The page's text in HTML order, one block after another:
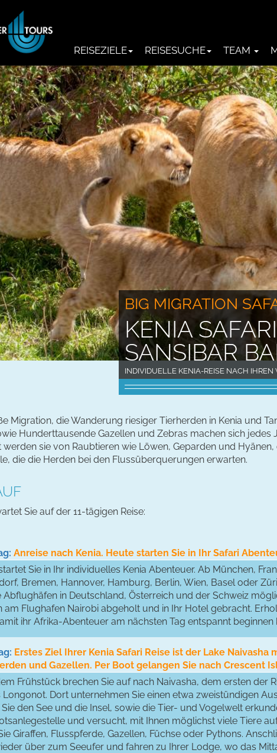
REISEZIELE REISESUCHE TEAM
BIG MIGRATION
KENIA
SANSIBAR
INDIVIDUELLE KENIA-REISE NACH
Migration, die Wanderung riesiger Tierherden in Kenia und
Hunderttausende Gazellen und Zebras machen sich
werden sie von Raubtieren wie Löwen, Geparden und
die die Herden bei den Flussüberquerungen erwarten.
Sie auf der 11-tägigen Reise:
Anreise nach Kenia. Heute starten Sie in Ihr Safari
Sie in Ihr individuelles Kenia Abenteuer. Ab München,
Bremen, Hannover, Hamburg, Berlin, Wien, Basel oder
Abflughäfen in Deutschland, Österreich und der Schweiz
am Flughafen Nairobi abgeholt und in Ihr Hotel gebracht.
ihr Afrika-Abenteuer am nächsten Tag entspannt beginnen
Erstes Ziel Ihrer Kenia Safari Reise ist der Lake Naivasha
und Gazellen. Per Boot gelangen Sie nach Crescent
Frühstück brechen Sie auf nach Naivasha, dem ersten der
Longonot. Dort unternehmen Sie einen etwa zweistündigen
den See und die Insel, sowie die Tier- und Vogelwelt
und versucht, mit Ihnen möglichst viele Tiere
Giraffen, Flusspferde, Gazellen, Füchse oder Pythons.
über zum Seeufer und fahren zu Ihrer Lodge, wo das